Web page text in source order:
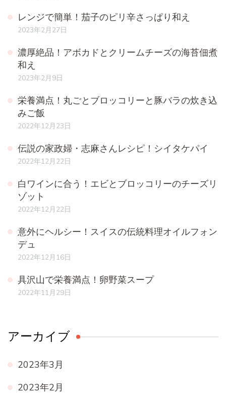
レンジで簡単！茄子のピリ辛さっぱり和え
2023年2月27日
濃厚絶品！アボカドとクリームチーズの海苔佃煮
和え
2023年2月9日
栄養満点！丸ごとブロッコリーと豚バラの炊き込
みご飯
2022年12月23日
伝説の家政婦・志麻さんレシピ！シイタケパイ
2022年12月22日
白ワインに合う！エビとブロッコリーのチーズリ
ゾット
2022年12月22日
意外にヘルシー！スイスの伝統料理オイルフォン
デュ
2022年12月16日
具沢山で栄養満点！卵野菜スープ
2022年11月29日
アーカイブ
2023年3月
2023年2月